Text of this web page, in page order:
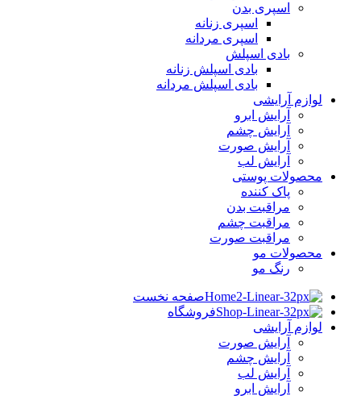
اسپری بدن
اسپری زنانه
اسپری مردانه
بادی اسپلش
بادی اسپلش زنانه
بادی اسپلش مردانه
لوازم آرایشی
آرایش ابرو
آرایش چشم
آرایش صورت
آرایش لب
محصولات پوستی
پاک کننده
مراقبت بدن
مراقبت چشم
مراقبت صورت
محصولات مو
رنگ مو
صفحه نخست
فروشگاه
لوازم آرایشی
آرایش صورت
آرایش چشم
آرایش لب
آرایش ابرو